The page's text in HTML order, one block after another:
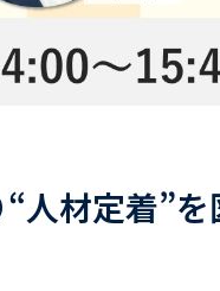
人材定着”